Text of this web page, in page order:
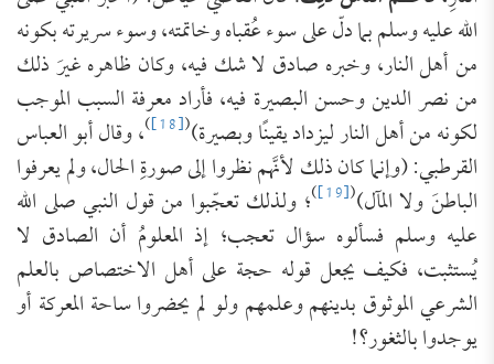
الله عليه وسلم بما دلّ على سوء عُقباه وخاتمته، وسوء سريرته بكونه
‌من ‌أهل ‌النار، وخبره صادق لا شك فيه، وكان ظاهره غيرَ ذلك
من نصر الدين وحسن البصيرة فيه، فأراد معرفة السبب الموجب
لكونه ‌من ‌أهل ‌النار ليزداد يقينًا وبصيرة)(
[18]
)، وقال أبو العباس
القرطبي: (وإنما كان ذلك لأنَّهم نظروا إلى صورةِ الحال، ولم يعرفوا
الباطنَ ولا المآل)(
[19]
)؛ ولذلك تعجّبوا من قول النبي صلى الله
عليه وسلم فسألوه سؤال ‌تعجب؛ إذ ‌المعلومُ أن ‌الصادق لا
‌يُستثبت، فكيف يجعل قوله حجة على أهل الاختصاص بالعلم
الشرعي الموثوق بدينهم وعلمهم ولو لم يحضروا ساحة المعركة أو
يوجدوا بالثغور؟!